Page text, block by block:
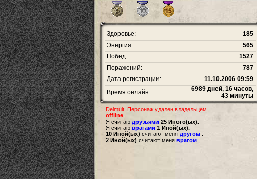
Здоровье:
185
Энергия:
565
Побед:
1527
Поражений:
787
Дата регистрации:
11.10.2006 09:59
Время онлайн:
6989 дней, 16 часов,
43 минуты
Delmult. Персонаж удален владельцем
offline
Я считаю друзьями 25 Иного(ых).
Я считаю врагами 1 Иной(ых).
10 Иной(ых) считают меня другом
2 Иной(ых) считают меня врагом